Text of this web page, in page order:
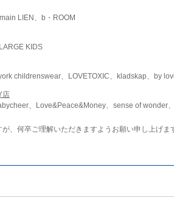
LIEN、b・ROOM
KIDS
childrenswear、LOVETOXIC、kladskap、by
店
、Love&Peace&Money、sense of wonder
、何卒ご理解いただきますようお願い申し上げま